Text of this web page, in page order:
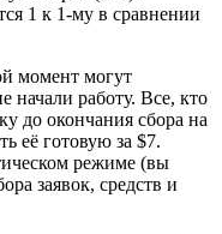
1 к 1-му в сравнении
момент могут
начали работу. Все, кто
до окончания сбора на
её готовую за $7.
режиме (вы
заявок, средств и